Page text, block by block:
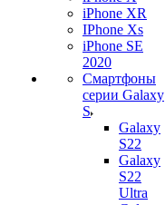
iPhone XR
IPhone Xs
iPhone SE
2020
Смартфоны
серии Galaxy
S
Galaxy
S22
Galaxy
S22
Ultra